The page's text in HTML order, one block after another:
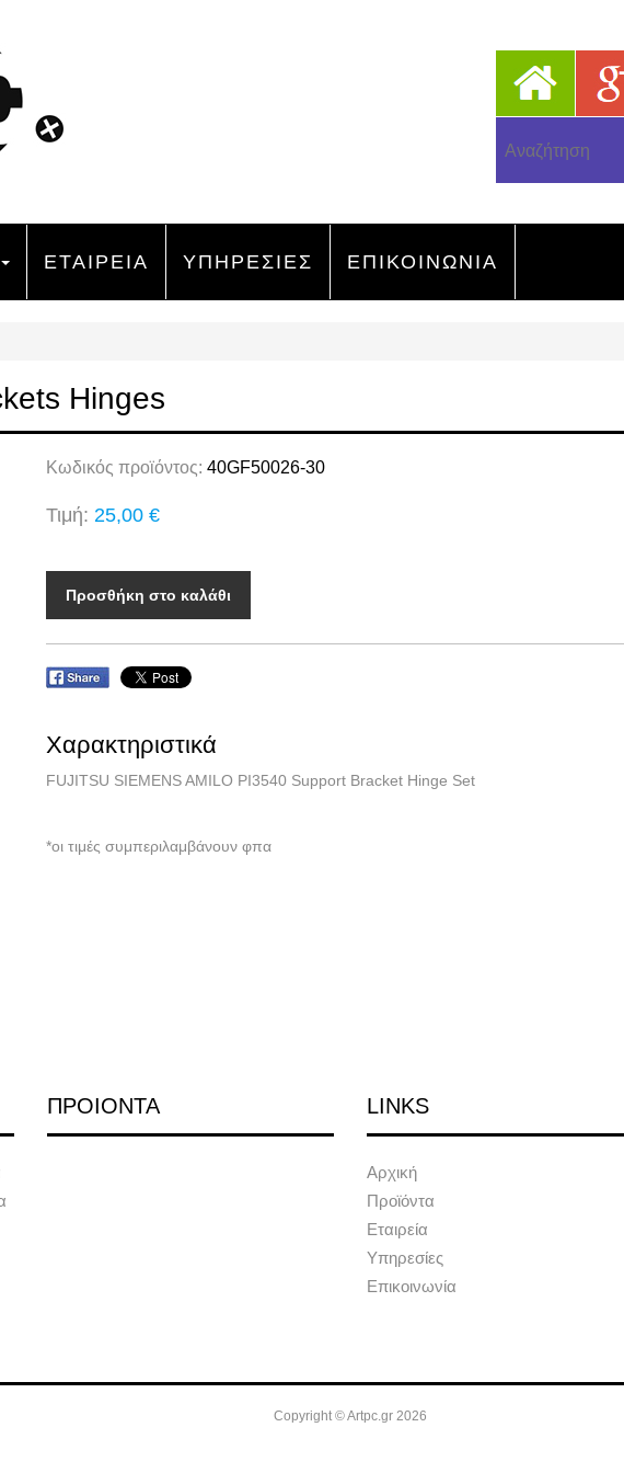
ΕΤΑΙΡΕΙΑ ΥΠΗΡΕΣΙΕΣ ΕΠΙΚΟΙΝΩΝΙΑ
Hinges
Κωδικός προϊόντος:40GF50026-30
Τιμή:25,00 €
Προσθήκη στο καλάθι
Χαρακτηριστικά
FUJITSU SIEMENS AMILO PI3540 Support Bracket Hinge Set
*οι τιμές συμπεριλαμβάνουν φπα
ΠΡΟΙΟΝΤΑ LINKS
Αρχική
Προϊόντα
Εταιρεία
Υπηρεσίες
Επικοινωνία
Copyright © Artpc.gr 2026